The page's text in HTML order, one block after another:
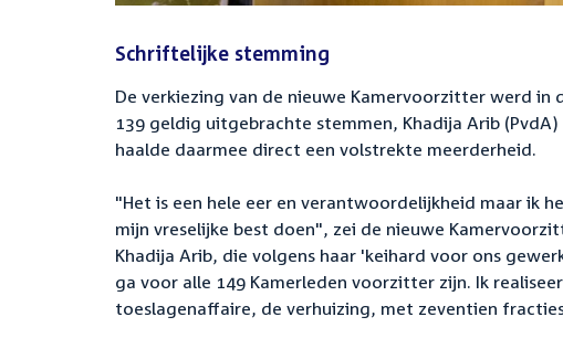
Schriftelijke stemming
De verkiezing van de nieuwe Kamervoorzitter werd in
139 geldig uitgebrachte stemmen, Khadija Arib
haalde daarmee direct een volstrekte meerderheid.
"Het is een hele eer en verantwoordelijkheid maar ik
mijn vreselijke best doen", zei de nieuwe
Khadija Arib, die volgens haar 'keihard voor ons
ga voor alle 149 Kamerleden voorzitter zijn. Ik
toeslagenaffaire, de verhuizing, met zeventien